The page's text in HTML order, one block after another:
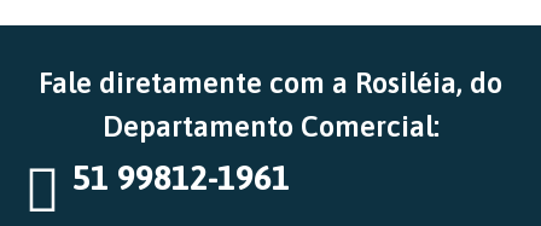
Fale diretamente com a Rosiléia, do
Departamento Comercial:
51 99812-1961